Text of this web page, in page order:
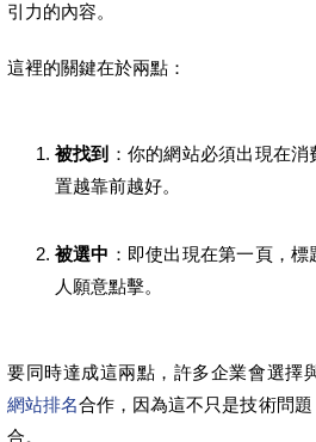
引力的內容。
這裡的關鍵在於兩點：
被找到 ：你的網站必須出現在
置越靠前越好。
被選中 ：即使出現在第一頁，
人願意點擊。
要同時達成這兩點，許多企業會選擇
網站排名合作，因為這不只是技術問
合。